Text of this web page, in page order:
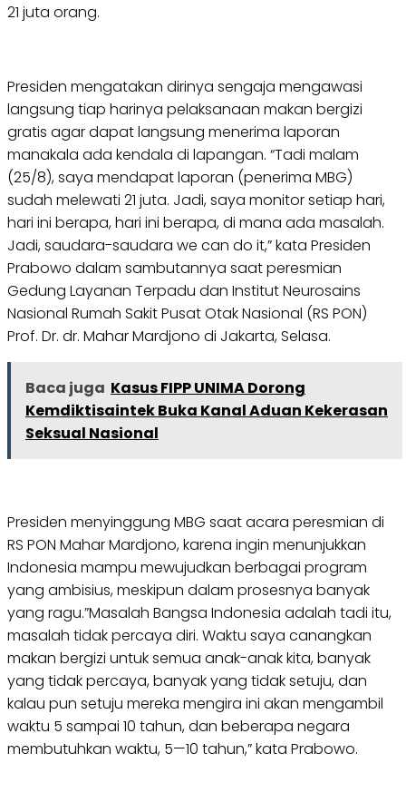
21 juta orang.
Presiden mengatakan dirinya sengaja mengawasi
langsung tiap harinya pelaksanaan makan bergizi
gratis agar dapat langsung menerima laporan
manakala ada kendala di lapangan. “Tadi malam
(25/8), saya mendapat laporan (penerima MBG)
sudah melewati 21 juta. Jadi, saya monitor setiap hari,
hari ini berapa, hari ini berapa, di mana ada masalah.
Jadi, saudara-saudara we can do it,” kata Presiden
Prabowo dalam sambutannya saat peresmian
Gedung Layanan Terpadu dan Institut Neurosains
Nasional Rumah Sakit Pusat Otak Nasional (RS PON)
Prof. Dr. dr. Mahar Mardjono di Jakarta, Selasa.
Baca juga Kasus FIPP UNIMA Dorong
Kemdiktisaintek Buka Kanal Aduan Kekerasan
Seksual Nasional
Presiden menyinggung MBG saat acara peresmian di
RS PON Mahar Mardjono, karena ingin menunjukkan
Indonesia mampu mewujudkan berbagai program
yang ambisius, meskipun dalam prosesnya banyak
yang ragu.”Masalah Bangsa Indonesia adalah tadi itu,
masalah tidak percaya diri. Waktu saya canangkan
makan bergizi untuk semua anak-anak kita, banyak
yang tidak percaya, banyak yang tidak setuju, dan
kalau pun setuju mereka mengira ini akan mengambil
waktu 5 sampai 10 tahun, dan beberapa negara
membutuhkan waktu, 5—10 tahun,” kata Prabowo.